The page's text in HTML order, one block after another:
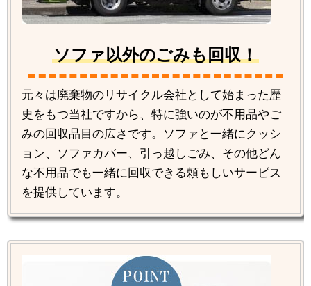
ソファ以外のごみも回収！
元々は廃棄物のリサイクル会社として始まった歴
史をもつ当社ですから、特に強いのが不用品やご
みの回収品目の広さです。ソファと一緒にクッシ
ョン、ソファカバー、引っ越しごみ、その他どん
な不用品でも一緒に回収できる頼もしいサービス
を提供しています。